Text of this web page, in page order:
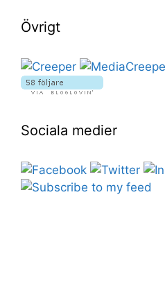
Övrigt
Sociala medier